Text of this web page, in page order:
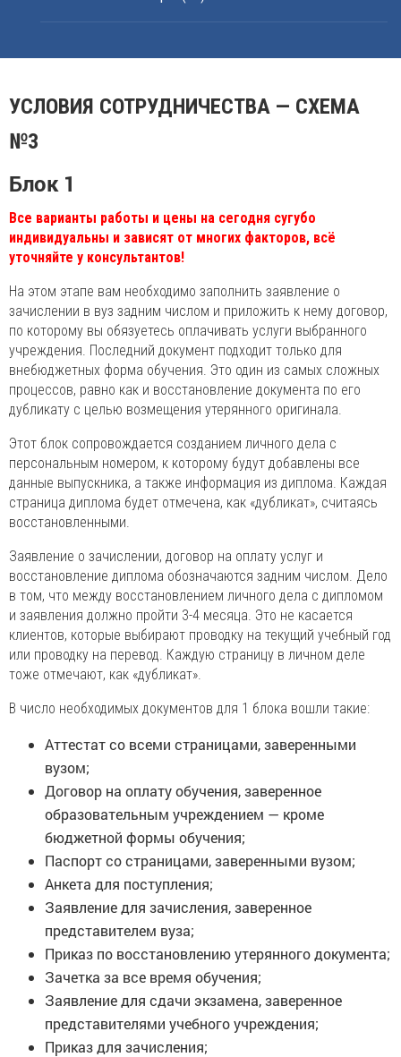
УСЛОВИЯ СОТРУДНИЧЕСТВА — СХЕМА
№3
Блок 1
Все варианты работы и цены на сегодня сугубо
индивидуальны и зависят от многих факторов, всё
уточняйте у консультантов!
На этом этапе вам необходимо заполнить заявление о
зачислении в вуз задним числом и приложить к нему договор,
по которому вы обязуетесь оплачивать услуги выбранного
учреждения. Последний документ подходит только для
внебюджетных форма обучения. Это один из самых сложных
процессов, равно как и восстановление документа по его
дубликату с целью возмещения утерянного оригинала.
Этот блок сопровождается созданием личного дела с
персональным номером, к которому будут добавлены все
данные выпускника, а также информация из диплома. Каждая
страница диплома будет отмечена, как «дубликат», считаясь
восстановленными.
Заявление о зачислении, договор на оплату услуг и
восстановление диплома обозначаются задним числом. Дело
в том, что между восстановлением личного дела с дипломом
и заявления должно пройти 3-4 месяца. Это не касается
клиентов, которые выбирают проводку на текущий учебный год
или проводку на перевод. Каждую страницу в личном деле
тоже отмечают, как «дубликат».
В число необходимых документов для 1 блока вошли такие:
Аттестат со всеми страницами, заверенными
вузом;
Договор на оплату обучения, заверенное
образовательным учреждением — кроме
бюджетной формы обучения;
Паспорт со страницами, заверенными вузом;
Анкета для поступления;
Заявление для зачисления, заверенное
представителем вуза;
Приказ по восстановлению утерянного документа;
Зачетка за все время обучения;
Заявление для сдачи экзамена, заверенное
представителями учебного учреждения;
Приказ для зачисления;